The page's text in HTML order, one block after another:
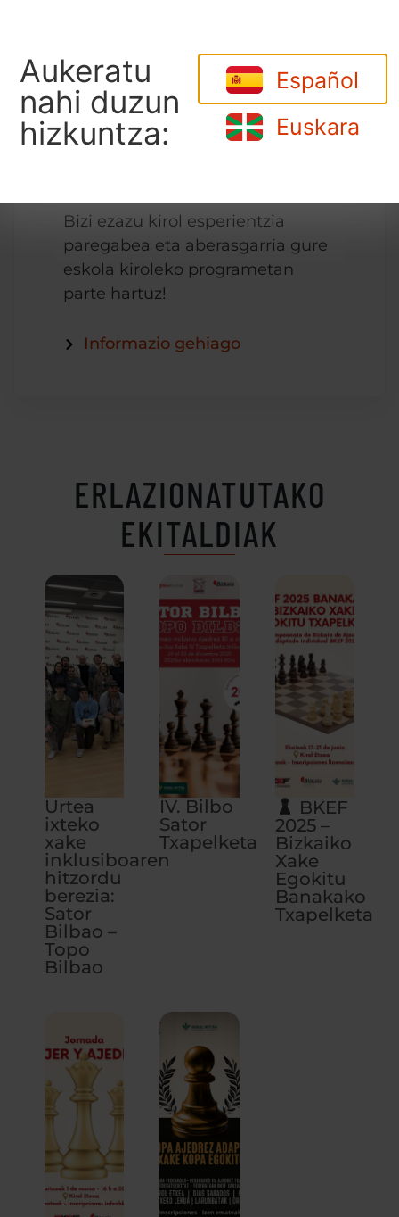
Bizi ezazu kirol esperientzia
paregabea eta aberasgarria gure
eskola kiroleko programetan
parte hartuz!
Informazio gehiago
ERLAZIONATUTAKO
EKITALDIAK
Urtea
ixteko
xake
inklusiboaren
hitzordu
berezia:
Sator
Bilbao –
Topo
Bilbao
IV. Bilbo
Sator
Txapelketa
BKEF
2025 –
Bizkaiko
Xake
Egokitu
Banakako
Txapelketa
Aukeratu
nahi duzun
hizkuntza:
Español
Euskara